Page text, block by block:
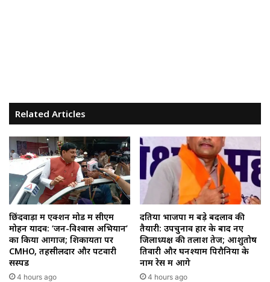
Related Articles
छिंदवाड़ा में एक्शन मोड में सीएम
मोहन यादव: ‘जन-विश्वास अभियान’
का किया आगाज; शिकायतों पर
CMHO, तहसीलदार और पटवारी
सस्पेंड
4 hours ago
दतिया भाजपा में बड़े बदलाव की
तैयारी: उपचुनाव हार के बाद नए
जिलाध्यक्ष की तलाश तेज; आशुतोष
तिवारी और घनश्याम पिरौनिया के
नाम रेस में आगे
4 hours ago